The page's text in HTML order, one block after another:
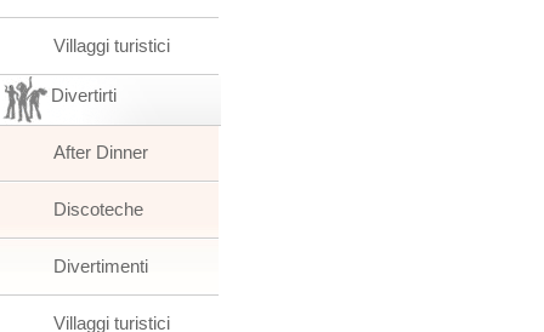
Villaggi turistici
Divertirti
After Dinner
Discoteche
Divertimenti
Villaggi turistici